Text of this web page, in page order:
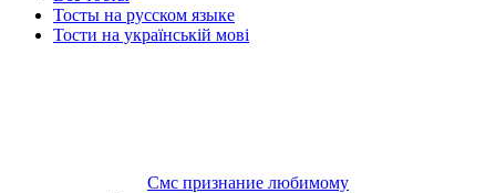
Тосты на русском языке
Тости на українській мові
Смс признание любимому